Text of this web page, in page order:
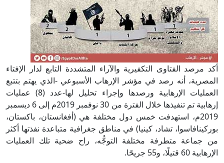
أكد مرصد الفتاوى التكفيرية والآراء المتشددة التابع لدار الإفتاء
المصرية، أنه رصد في مؤشر الإرهاب الأسبوعي -الذي يهتم بتتبع
العمليات الإرهابية ورصدها وإجراء تحليل لها-عدد (8) عمليات
إرهابية تم تنفيذها خلال الفترة من 30 نوفمبر 2019م إلى 6 ديسمبر
2019م، استهدفت خمس دول مختلفة هي (أفغانستان، باكستان،
بوركينافاسوا، تشاد، كينيا) في مناطق جغرافية متباعدة نفذتها أكثر
من جماعة متطرفة مختلفة التوجُّه، راح ضحية تلك العمليات
الإرهابية 60 قتيلًا، و55 جريحًا.